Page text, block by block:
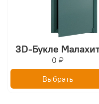
3D-Букле
0 ₽
Выбрать